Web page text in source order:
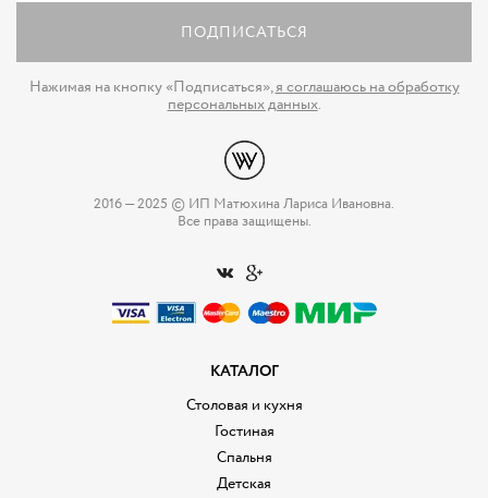
ПОДПИСАТЬСЯ
Нажимая на кнопку «Подписаться»,я соглашаюсь на обработку
персональных данных.
2016 — 2025 © ИП Матюхина Лариса Ивановна.
Все права защищены.
КАТАЛОГ
Столовая и кухня
Гостиная
Спальня
Детская